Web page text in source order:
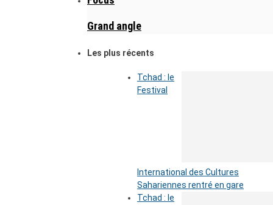
Grand angle
Les plus récents
Tchad : le
Festival
International des Cultures
Sahariennes rentré en gare
Tchad : le